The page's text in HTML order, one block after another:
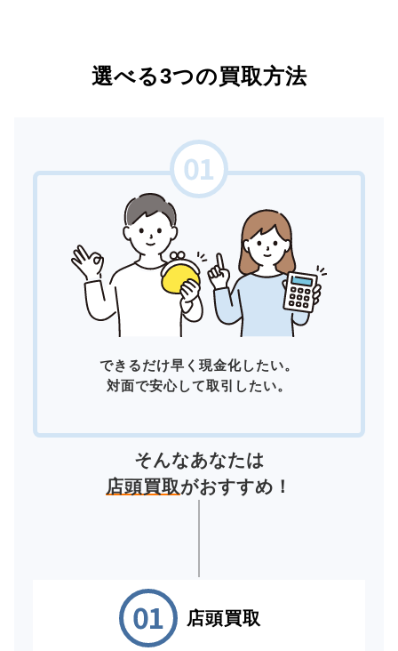
選べる3つの買取方法
できるだけ早く現金化したい。
対面で安心して取引したい。
そんなあなたは
店頭買取がおすすめ！
店頭買取